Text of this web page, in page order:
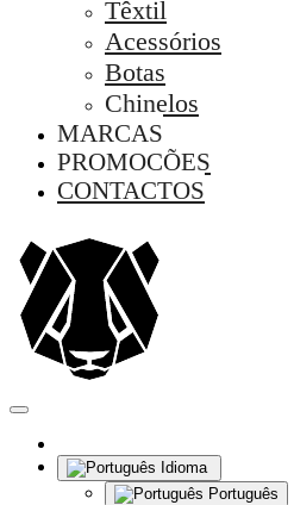
Têxtil
Acessórios
Botas
Chinelos
MARCAS
PROMOÇÕES
CONTACTOS
Idioma
Português